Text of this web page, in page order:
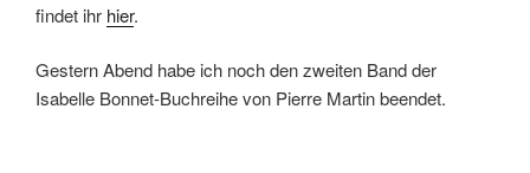
findet ihr hier.
Gestern Abend habe ich noch den zweiten Band der
Isabelle Bonnet-Buchreihe von Pierre Martin beendet.